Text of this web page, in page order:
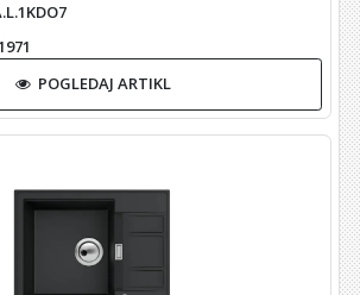
POGLEDAJ ARTIKL